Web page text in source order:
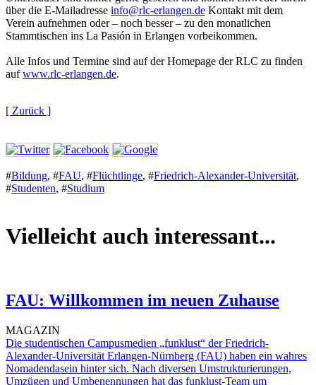
über die E-Mailadresse info@rlc-erlangen.de Kontakt mit dem
Verein aufnehmen oder – noch besser – zu den monatlichen
Stammtischen ins La Pasión in Erlangen vorbeikommen.
Alle Infos und Termine sind auf der Homepage der RLC zu finden
aufwww.rlc-erlangen.de.
[ Zurück ]
#Bildung, #FAU, #Flüchtlinge, #Friedrich-Alexander-Universität,
#Studenten, #Studium
Vielleicht auch interessant...
FAU: Willkommen im neuen Zuhause
MAGAZIN
Die studentischen Campusmedien „funklust“ der Friedrich-
Alexander-Universität Erlangen-Nürnberg (FAU) haben ein wahres
Nomadendasein hinter sich. Nach diversen Umstrukturierungen,
Umzügen und Umbenennungen hat das funklust-Team um